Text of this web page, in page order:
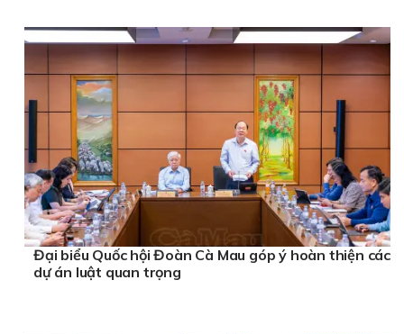
Đại biểu Quốc hội Đoàn Cà Mau góp ý hoàn thiện các
dự án luật quan trọng